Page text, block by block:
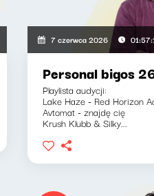
7 czerwca 2026
Personal bigos
Playlista audycji:
Lake Haze - Red Horizon
Avtomat - znajdę cię
Krush Klubb & Silky...